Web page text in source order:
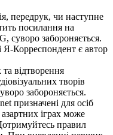
передрук, чи наступне
посилання на
суворо забороняється.
Я-Корреспондент є автор
відтворення
творів
забороняється.
призначені для осіб
іграх може
правил